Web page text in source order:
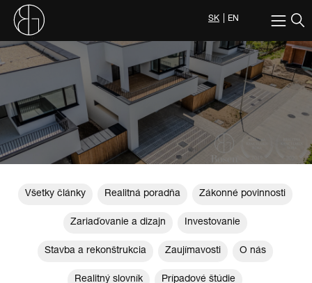
SK EN
Všetky články Realitná poradňa Zákonné povinnosti
Zariaďovanie a dizajn Investovanie
Stavba a rekonštrukcia Zaujímavosti O nás
Realitný slovník Prípadové štúdie